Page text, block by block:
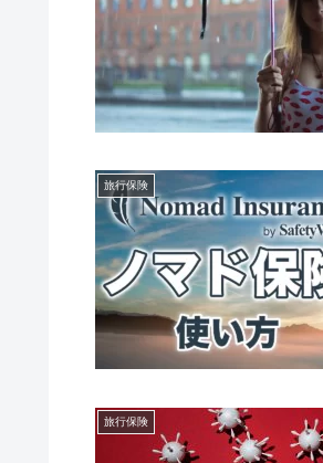
旅行保険
旅行保険